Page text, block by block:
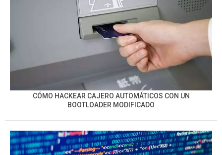
CÓMO HACKEAR CAJERO AUTOMÁTICOS CON UN
BOOTLOADER MODIFICADO